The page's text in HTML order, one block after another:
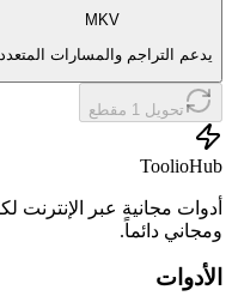
MKV
يدعم التراجم والمسارات
تحويل 1 مقطع
ToolioHub
أدوات مجانية عبر الإنترنت
ومجاني دائماً.
الأدوات